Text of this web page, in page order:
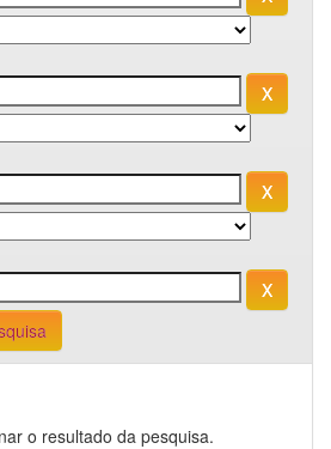
o resultado da pesquisa.